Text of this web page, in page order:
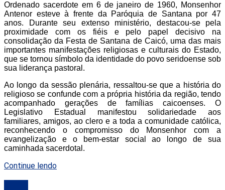
Ordenado sacerdote em 6 de janeiro de 1960, Monsenhor
Antenor esteve à frente da Paróquia de Santana por 47
anos. Durante seu extenso ministério, destacou-se pela
proximidade com os fiéis e pelo papel decisivo na
consolidação da Festa de Santana de Caicó, uma das mais
importantes manifestações religiosas e culturais do Estado,
que se tornou símbolo da identidade do povo seridoense sob
sua liderança pastoral.
Ao longo da sessão plenária, ressaltou-se que a história do
religioso se confunde com a própria história da região, tendo
acompanhado gerações de famílias caicoenses. O
Legislativo Estadual manifestou solidariedade aos
familiares, amigos, ao clero e a toda a comunidade católica,
reconhecendo o compromisso do Monsenhor com a
evangelização e o bem-estar social ao longo de sua
caminhada sacerdotal.
Continue lendo